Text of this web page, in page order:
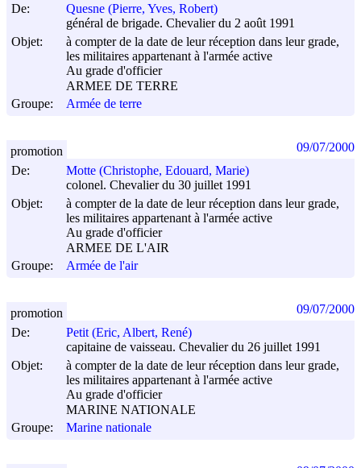
De:
Quesne (Pierre, Yves, Robert)
général de brigade. Chevalier du 2 août 1991
Objet:
à compter de la date de leur réception dans leur grade,
les militaires appartenant à l'armée active
Au grade d'officier
ARMEE DE TERRE
Groupe:
Armée de terre
De:
Motte (Christophe, Edouard, Marie)
colonel. Chevalier du 30 juillet 1991
Objet:
à compter de la date de leur réception dans leur grade,
les militaires appartenant à l'armée active
Au grade d'officier
ARMEE DE L'AIR
Groupe:
Armée de l'air
promotion 09/07/2000
De:
Petit (Eric, Albert, René)
capitaine de vaisseau. Chevalier du 26 juillet 1991
Objet:
à compter de la date de leur réception dans leur grade,
les militaires appartenant à l'armée active
Au grade d'officier
MARINE NATIONALE
Groupe:
Marine nationale
promotion 09/07/2000